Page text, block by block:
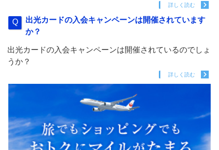
詳しく読む
出光カードの入会キャンペーンは開催されています
か？
出光カードの入会キャンペーンは開催されているのでしょ
うか？
詳しく読む